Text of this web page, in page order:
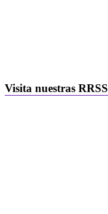
Visita nuestras RRSS